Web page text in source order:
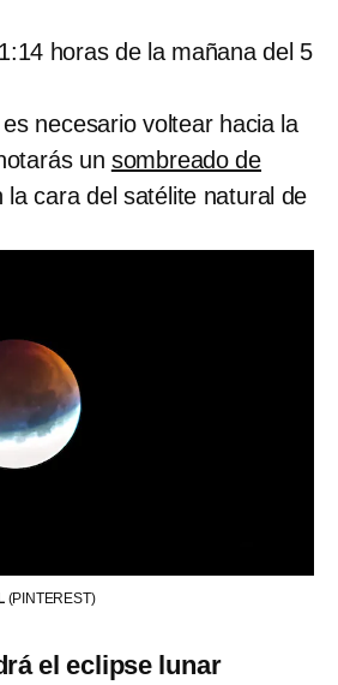
horas de la mañana del 5
necesario voltear hacia la
un sombreado de
la cara del satélite natural de
(PINTEREST)
el eclipse lunar